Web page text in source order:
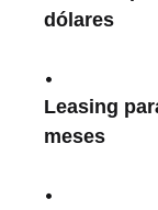
dólares
Leasing
meses